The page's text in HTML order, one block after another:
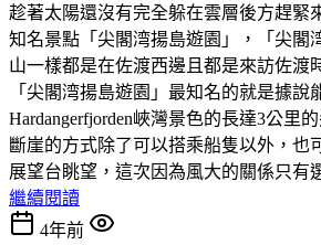
趁著太陽還沒有完全躲在雲層後方趕緊
知名景點「尖閣湾揚島遊園」，「尖閣
山一樣都是在佐渡西邊且都是來訪佐渡
「尖閣湾揚島遊園」最知名的就是據說
Hardangerfjorden峽灣景色的長達3公里
斷崖的方式除了可以搭乘船隻以外，也
展望台眺望，這次因為風大的關係只有
繼續閱讀
4年前